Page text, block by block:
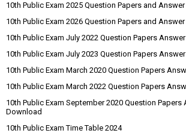
10th Public Exam 2025 Question Papers and
10th Public Exam 2026 Question Papers and
10th Public Exam July 2022 Question Papers
10th Public Exam July 2023 Question Papers
10th Public Exam March 2020 Question Papers
10th Public Exam March 2022 Question Papers
10th Public Exam September 2020 Question Papers
Download
10th Public Exam Time Table 2024